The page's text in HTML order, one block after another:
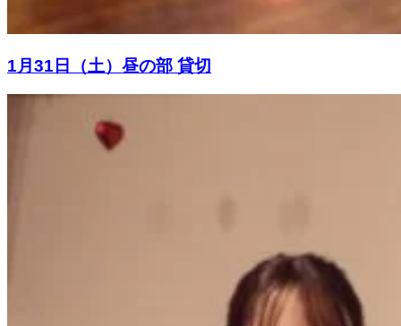
1月31日（土）昼の部 貸切